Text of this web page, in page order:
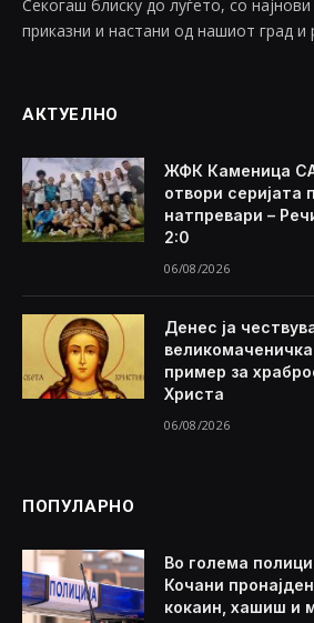
Секогаш блиску до луѓето, со
приказни и настани од нашиот град и
АКТУЕЛНО
ЖФК Каменица
отвори серијата
натпревари –
2:0
06/08/2026
Денес ја
пример за
Христа
06/08/2026
ПОПУЛАРНО
Во голема
Кочани
кокаин, хашиш и